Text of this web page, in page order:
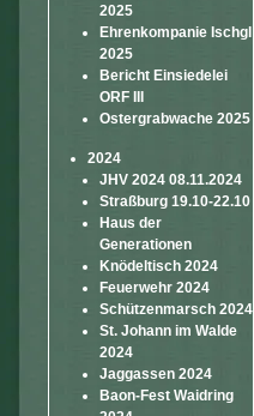
2025
Ehrenkompanie Ischgl
2025
Bericht Einsiedelei
ORF III
Ostergrabwache 2025
2024
JHV 2024 08.11.2024
Straßburg 19.10-22.10
Haus der
Generationen
Knödeltisch 2024
Feuerwehr 2024
Schützenmarsch 2024
St. Johann im Walde
2024
Jaggassen 2024
Baon-Fest Waidring